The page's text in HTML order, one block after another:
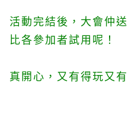
活動完結後，大會仲
比各參加者試用呢！
真開心，又有得玩又有